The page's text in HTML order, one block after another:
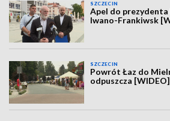
SZCZECIN
Apel do
Iwano-Frankiwsk
SZCZECIN
Powrót Łaz do
odpuszcza [WIDEO]